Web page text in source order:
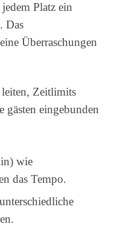
Platz ein
Das
Überraschungen
Zeitlimits
gästen eingebunden
wie
das Tempo.